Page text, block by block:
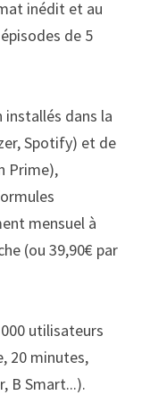
inédit et au
de 5
installés dans la
Spotify) et de
Prime),
mensuel à
(ou 39,90€ par
utilisateurs
20 minutes,
B Smart...).